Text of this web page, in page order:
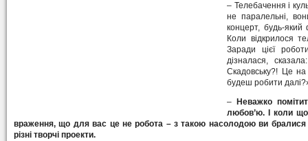
– Телебачення і
не паралельні,
концерт, будь-який
Коли відкрилося
Заради цієї
дізналася,
Скадовську?! Це на
будеш робити
–
Неважко
любов’ю. І коли
враження, що для вас це не робота – з такою насолодою ви бралися
різні творчі проекти.